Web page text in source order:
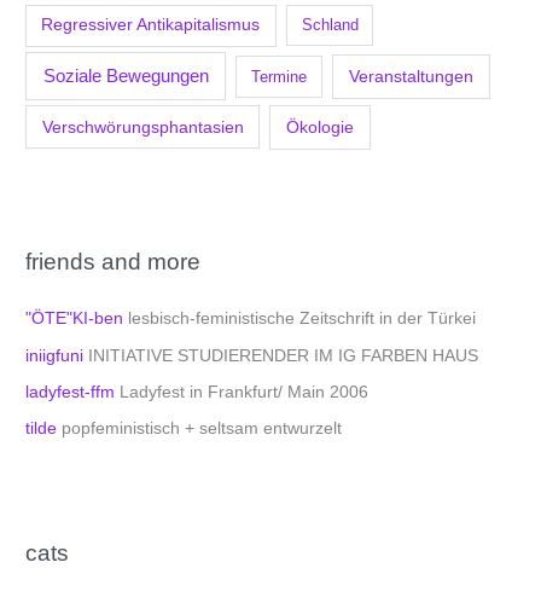
Regressiver Antikapitalismus Schland
Soziale Bewegungen Termine Veranstaltungen
Verschwörungsphantasien Ökologie
friends and more
"ÖTE"KI-ben lesbisch-feministische Zeitschrift in der Türkei
iniigfuni INITIATIVE STUDIERENDER IM IG FARBEN HAUS
ladyfest-ffm Ladyfest in Frankfurt/ Main 2006
tilde popfeministisch + seltsam entwurzelt
cats